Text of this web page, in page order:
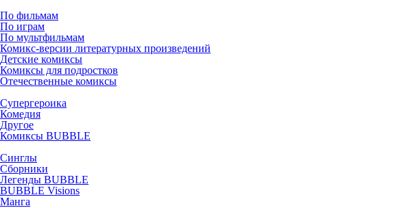
По фильмам
По играм
По мультфильмам
Комикс-версии литературных произведений
Детские комиксы
Комиксы для подростков
Отечественные комиксы
Супергероика
Комедия
Другое
Комиксы BUBBLE
Синглы
Сборники
Легенды BUBBLE
BUBBLE Visions
Манга